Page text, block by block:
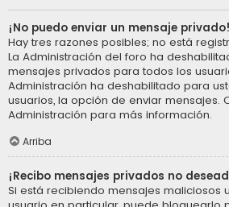
¡No puedo enviar un mensaje privado!
Hay tres razones posibles; no está
La Administración del foro ha
mensajes privados para todos los
Administración ha deshabilitado para
usuarios, la opción de enviar mensajes.
Administración para más información.
Arriba
¡Recibo mensajes privados no
Si está recibiendo mensajes maliciosos